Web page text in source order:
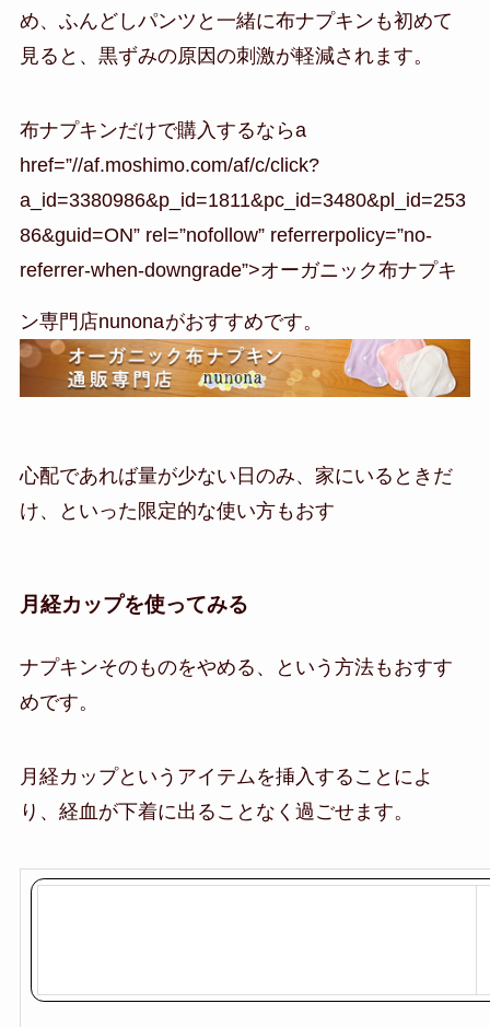
め、ふんどしパンツと一緒に布ナプキンも初めて
見ると、黒ずみの原因の刺激が軽減されます。
布ナプキンだけで購入するならa
href=”//af.moshimo.com/af/c/click?
a_id=3380986&p_id=1811&pc_id=3480&pl_id=253
86&guid=ON” rel=”nofollow” referrerpolicy=”no-
referrer-when-downgrade”>オーガニック布ナプキ
ン専門店nunonaがおすすめです。
心配であれば量が少ない日のみ、家にいるときだ
け、といった限定的な使い方もおす
月経カップを使ってみる
ナプキンそのものをやめる、という方法もおすす
めです。
月経カップというアイテムを挿入することによ
り、経血が下着に出ることなく過ごせます。